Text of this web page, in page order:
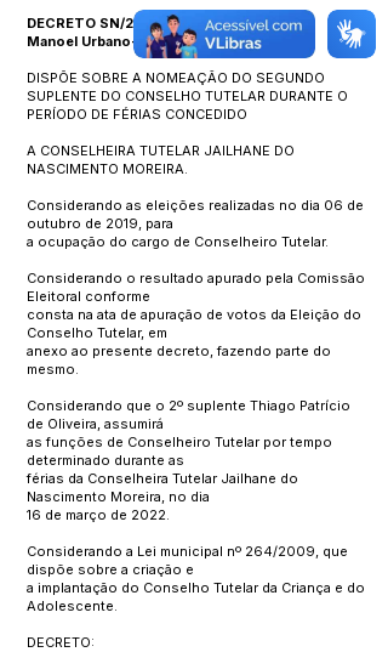
DECRETO SN/2022
Manoel Urbano-AC, 23 de março de 2022
DISPÕE SOBRE A NOMEAÇÃO DO SEGUNDO
SUPLENTE DO CONSELHO TUTELAR DURANTE O
PERÍODO DE FÉRIAS CONCEDIDO
A CONSELHEIRA TUTELAR JAILHANE DO
NASCIMENTO MOREIRA.
Considerando as eleições realizadas no dia 06 de
outubro de 2019, para
a ocupação do cargo de Conselheiro Tutelar.
Considerando o resultado apurado pela Comissão
Eleitoral conforme
consta na ata de apuração de votos da Eleição do
Conselho Tutelar, em
anexo ao presente decreto, fazendo parte do
mesmo.
Considerando que o 2º suplente Thiago Patrício
de Oliveira, assumirá
as funções de Conselheiro Tutelar por tempo
determinado durante as
férias da Conselheira Tutelar Jailhane do
Nascimento Moreira, no dia
16 de março de 2022.
Considerando a Lei municipal nº 264/2009, que
dispõe sobre a criação e
a implantação do Conselho Tutelar da Criança e do
Adolescente.
DECRETO: